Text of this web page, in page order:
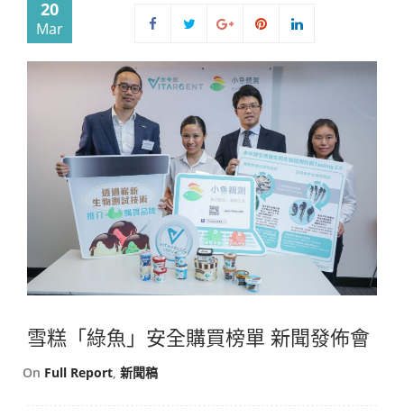
20
Mar
雪糕「綠魚」安全購買榜單 新聞發佈會
On Full Report 新聞稿